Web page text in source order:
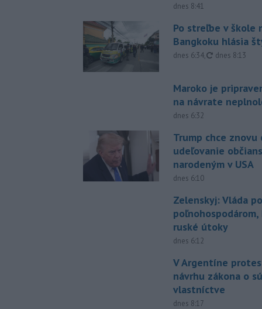
dnes 8:41
Po streľbe v škole
Bangkoku hlásia
dnes 6:34, aktualizované
dnes 8:13
Maroko je
na návrate
dnes 6:32
Trump chce
udeľovanie
narodeným v USA
dnes 6:10
Zelenskyj: Vláda
ruské útoky
dnes 6:12
V Argentíne
návrhu zákona o
vlastníctve
dnes 8:17